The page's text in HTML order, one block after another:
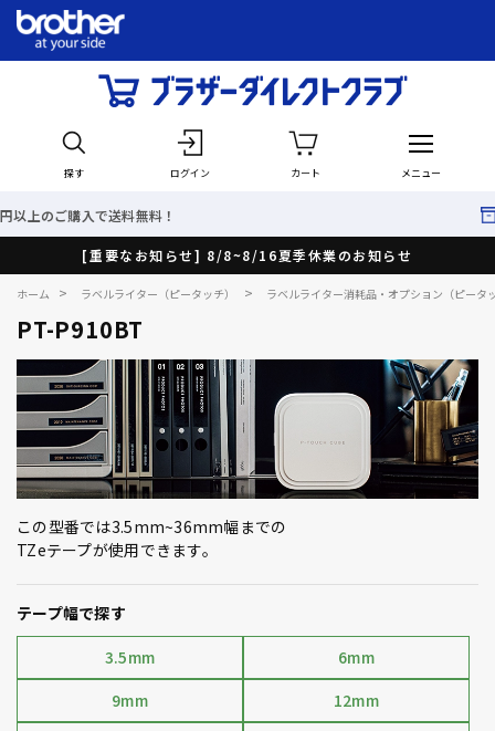
探す ログイン カート メニュー
[重要なお知らせ] 8/8~8/16夏季休業のお知らせ
ホーム > ラベルライター（ピータッチ） > ラベルライター消耗品・オプション（ピータ
PT-P910BT
この型番では3.5mm~36mm幅までの
TZeテープが使用できます。
テープ幅で探す
3.5mm
6mm
9mm
12mm